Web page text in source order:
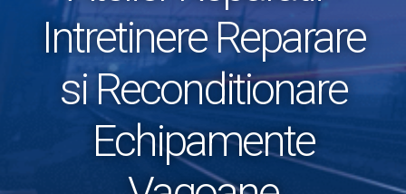
Intretinere Reparare
si Reconditionare
Echipamente